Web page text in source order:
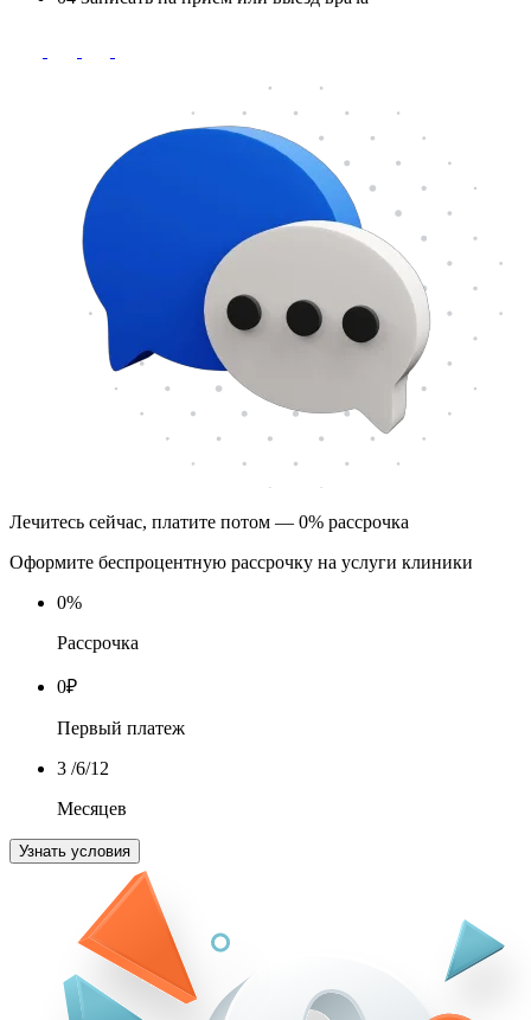
Лечитесь сейчас, платите потом — 0% рассрочка
Оформите беспроцентную рассрочку на услуги клиники
0%
Рассрочка
0₽
Первый платеж
3 /6/12
Месяцев
Узнать условия